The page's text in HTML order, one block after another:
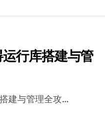
行库搭建与管
搭建与管理全攻…